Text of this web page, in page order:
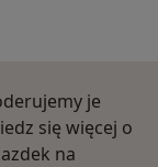
je
się więcej o
na